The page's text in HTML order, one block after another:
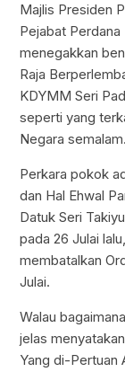
Majlis Presiden
Pejabat
menegakkan
Raja
KDYMM Seri
seperti yang
Negara semalam.
Perkara pokok
dan Hal Ehwal
Datuk Seri
pada 26 Julai
membatalkan
Julai.
Walau
jelas
Yang di-Pertuan